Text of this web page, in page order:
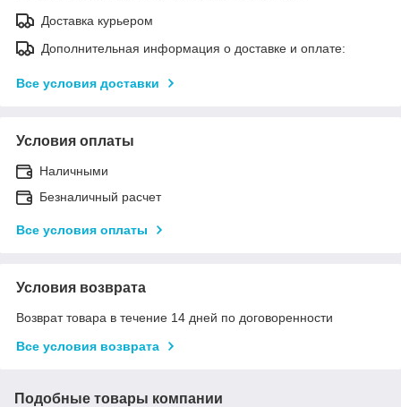
Доставка курьером
Дополнительная информация о доставке и оплате:
Все условия доставки
Условия оплаты
Наличными
Безналичный расчет
Все условия оплаты
Условия возврата
Возврат товара в течение 14 дней по договоренности
Все условия возврата
Подобные товары компании